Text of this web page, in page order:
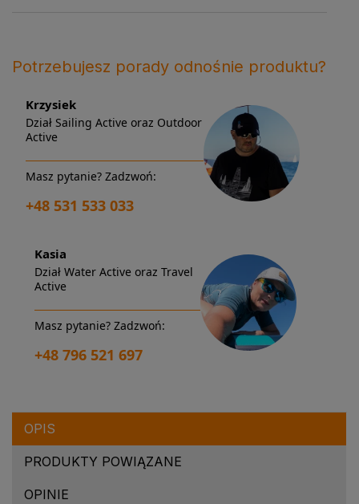
Potrzebujesz porady odnośnie produktu?
Krzysiek
Dział Sailing Active oraz Outdoor
Active
Masz pytanie? Zadzwoń:
+48 531 533 033
Kasia
Dział Water Active oraz Travel
Active
Masz pytanie? Zadzwoń:
+48 796 521 697
OPIS
PRODUKTY POWIĄZANE
OPINIE